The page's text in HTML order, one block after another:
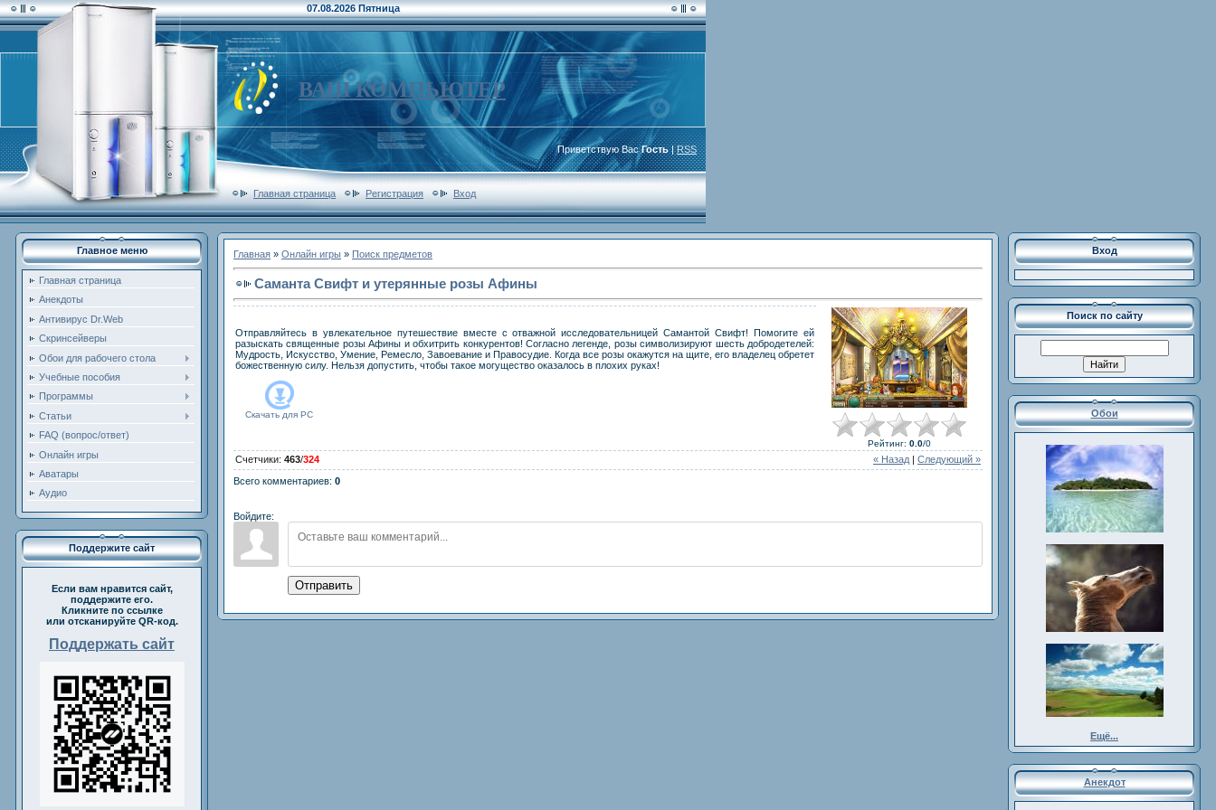
07.08.2026 Пятница
ВАШ КОМПЬЮТЕР
Приветствую ВасГость|RSS
Главная страница Регистрация Вход
Главное меню
Главная страница
Анекдоты
Антивирус Dr.Web
Скринсейверы
Обои для рабочего стола
Учебные пособия
Программы
Статьи
FAQ (вопрос/ответ)
Онлайн игры
Аватары
Аудио
Поддержите сайт
Если вам нравится сайт,
поддержите его.
Кликните по ссылке
или отсканируйте QR-код.
Поддержать сайт
Главная » Онлайн игры » Поиск предметов
Саманта Свифт и утерянные розы Афины
Отправляйтесь в увлекательное путешествие вместе с отважной исследовательницей Самантой Свифт! Помогите ей
разыскать священные розы Афины и обхитрить конкурентов! Согласно легенде, розы символизируют шесть добродетелей:
Мудрость, Искусство, Умение, Ремесло, Завоевание и Правосудие. Когда все розы окажутся на щите, его владелец обретет
божественную силу. Нельзя допустить, чтобы такое могущество оказалось в плохих руках!
Скачать для PC
Рейтинг: 0.0/0
« Назад Следующий »
Счетчики: 463/324
Всего комментариев: 0
Войдите:
Отправить
Вход
Поиск по сайту
Обои
Ещё...
Анекдот